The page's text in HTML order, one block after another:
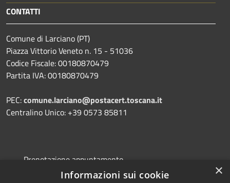
CONTATTI
Comune di Larciano (PT)
Piazza Vittorio Veneto n. 15 - 51036
Codice Fiscale: 00180870479
Partita IVA: 00180870479
PEC:comune.larciano@postacert.toscana.it
Centralino Unico: +39 0573 85811
Prenotazione appuntamento
Segnalazione disservizio
×
Informazioni sui cookie